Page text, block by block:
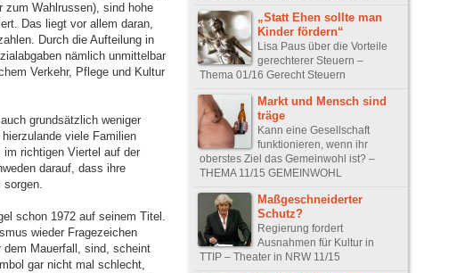
zum Wahlrussen), sind hohe
Das liegt vor allem daran,
Durch die Aufteilung in
nämlich unmittelbar
Verkehr, Pflege und Kultur
grundsätzlich weniger
viele Familien
richtigen Viertel auf der
darauf, dass ihre
sorgen.
schon 1972 auf seinem Titel.
wieder Fragezeichen
Mauerfall, sind, scheint
gar nicht mal schlecht,
„Statt Ehen sollte man
Kinder fördern“
Lisa Paus über die Vorteile
gerechterer Steuern –
Thema 01/16 Gerecht Steuern
Markt und Mensch sind
träge
Kann eine Gesellschaft
funktionieren, wenn ihr
oberstes Ziel das Gemeinwohl ist? –
THEMA 11/15 GEMEINWOHL
Maßgeschneiderter
Schutz?
Regierung fordert
Ausnahmen für Kultur in
TTIP – Theater in NRW 11/15